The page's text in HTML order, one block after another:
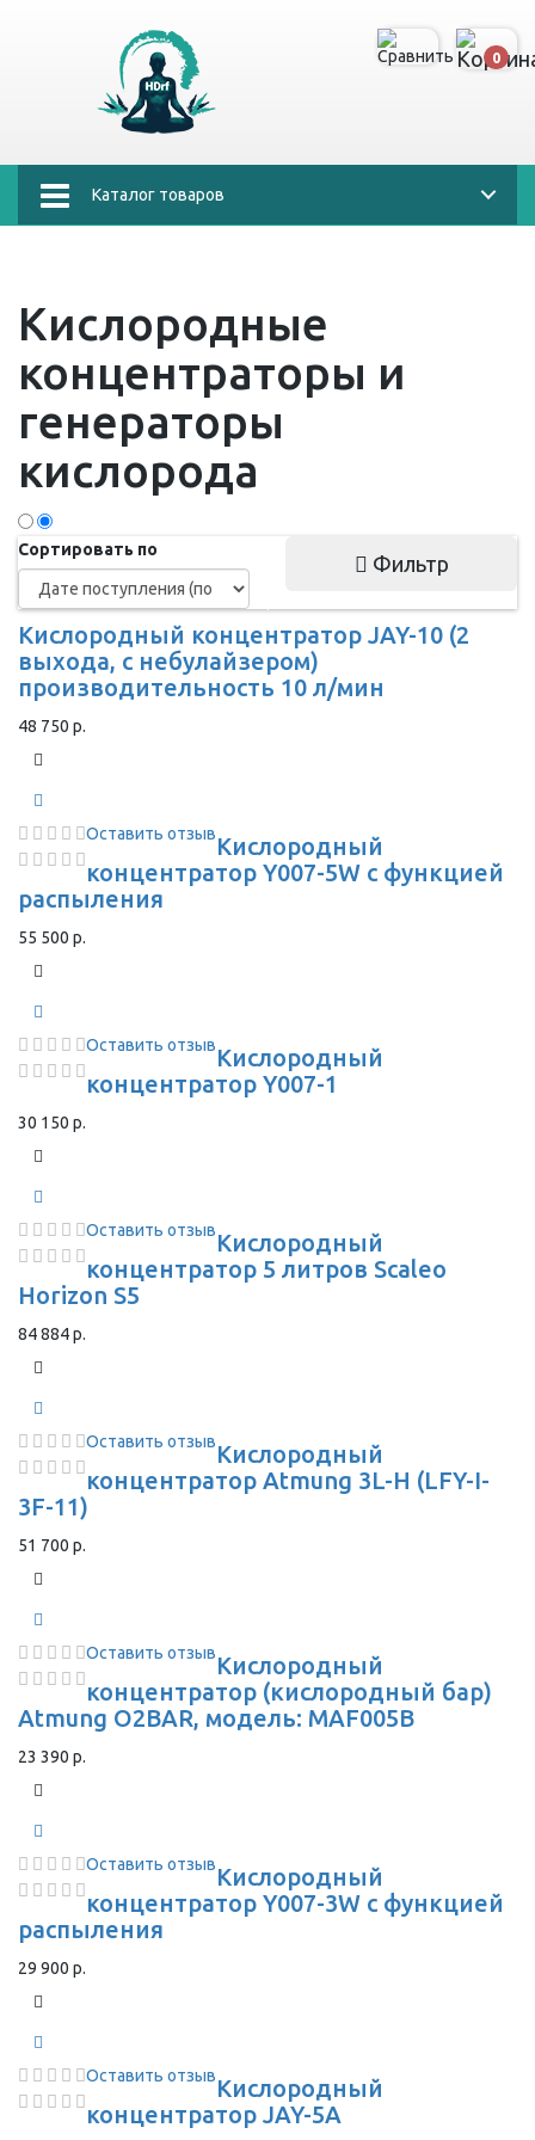
0
Каталог товаров
Кислородные
концентраторы и
генераторы
кислорода
Сортировать по
Фильтр
Кислородный концентратор JAY-10 (2
выхода, с небулайзером)
производительность 10 л/мин
48 750 р.
Оставить отзывКислородный
концентратор Y007-5W с функцией
распыления
55 500 р.
Оставить отзывКислородный
концентратор Y007-1
30 150 р.
Оставить отзывКислородный
концентратор 5 литров Scaleo
Horizon S5
84 884 р.
Оставить отзывКислородный
концентратор Atmung 3L-H (LFY-I-
3F-11)
51 700 р.
Оставить отзывКислородный
концентратор (кислородный бар)
Atmung O2BAR, модель: MAF005B
23 390 р.
Оставить отзывКислородный
концентратор Y007-3W с функцией
распыления
29 900 р.
Оставить отзывКислородный
концентратор JAY-5A